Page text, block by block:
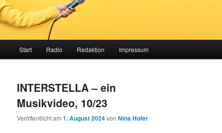
Start Radio Redaktion Impressum
INTERSTELLA – ein
Musikvideo, 10/23
Veröffentlicht am1. August 2024vonNina Hofer